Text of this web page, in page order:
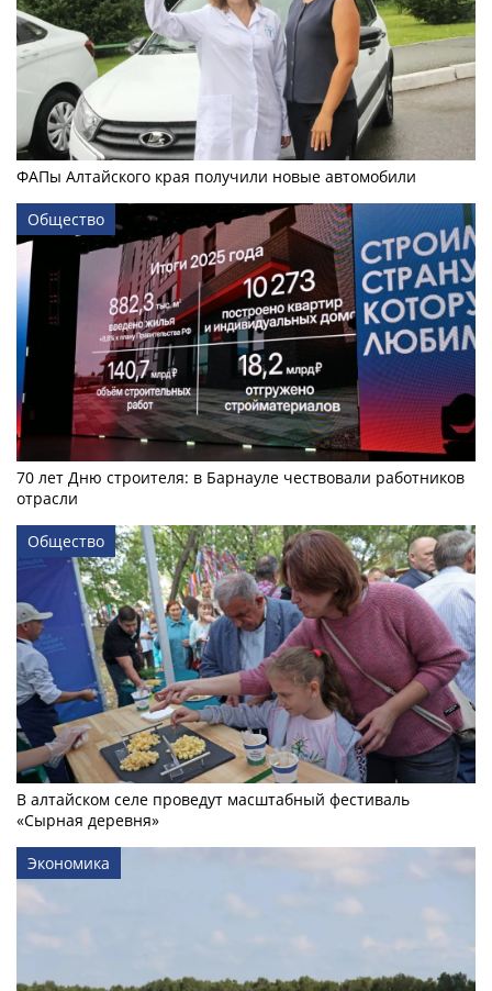
ФАПы Алтайского края получили новые автомобили
Общество
70 лет Дню строителя: в Барнауле чествовали работников
отрасли
Общество
В алтайском селе проведут масштабный фестиваль
«Сырная деревня»
Экономика